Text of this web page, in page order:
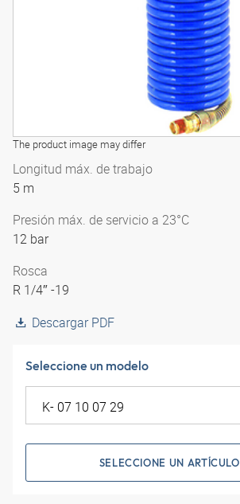
The product image may differ
Longitud máx. de trabajo
5 m
Presión máx. de servicio a 23°C
12 bar
Rosca
R 1/4″ -19
Descargar PDF
Seleccione un modelo
SELECCIONE UN ARTÍCULO